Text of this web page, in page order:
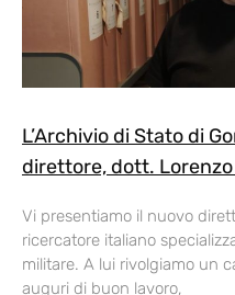
L’Archivio di Stato di
direttore, dott. Lorenzo
Vi presentiamo il nuovo
ricercatore italiano
militare. A lui rivolgiamo un
auguri di buon lavoro,